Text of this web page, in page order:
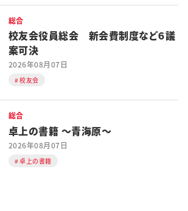
総合
校友会役員総会 新会費制度など６議
案可決
2026年08月07日
校友会
総合
卓上の書籍 ～青海原～
2026年08月07日
卓上の書籍